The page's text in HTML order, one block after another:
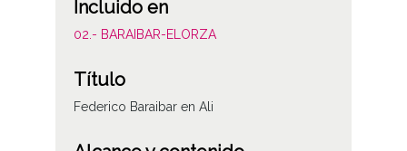
Incluido en
02.- BARAIBAR-ELORZA
Título
Federico Baraibar en Ali